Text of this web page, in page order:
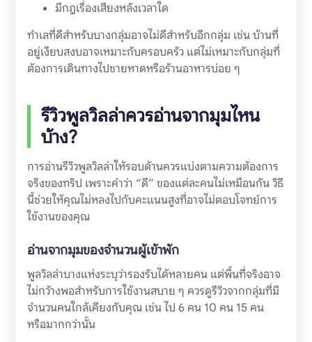
มีกฎเรื่องเสียงหลังเวลาใด
ทำเลที่ดีสำหรับบางกลุ่มอาจไม่ดีสำหรับอีกกลุ่ม เช่น บ้านที่
อยู่เงียบสงบอาจเหมาะกับครอบครัว แต่ไม่เหมาะกับกลุ่มที่
ต้องการเดินทางไปชายหาดหรือร้านอาหารบ่อย ๆ
รีวิวพูลวิลล่าควรอ่านจากมุมไหน
บ้าง?
การอ่านรีวิวพูลวิลล่าให้รอบด้านควรแบ่งตามความต้องการ
จริงของทริป เพราะคำว่า “ดี” ของแต่ละคนไม่เหมือนกัน วิธี
นี้ช่วยให้คุณไม่หลงไปกับคะแนนสูงที่อาจไม่ตอบโจทย์การ
ใช้งานของคุณ
อ่านจากมุมของจำนวนผู้เข้าพัก
พูลวิลล่าบางแห่งระบุว่ารองรับได้หลายคน แต่พื้นที่จริงอาจ
ไม่กว้างพอสำหรับการใช้งานสบาย ๆ ควรดูรีวิวจากกลุ่มที่มี
จำนวนคนใกล้เคียงกับคุณ เช่น ไป 6 คน 10 คน 15 คน
หรือมากกว่านั้น